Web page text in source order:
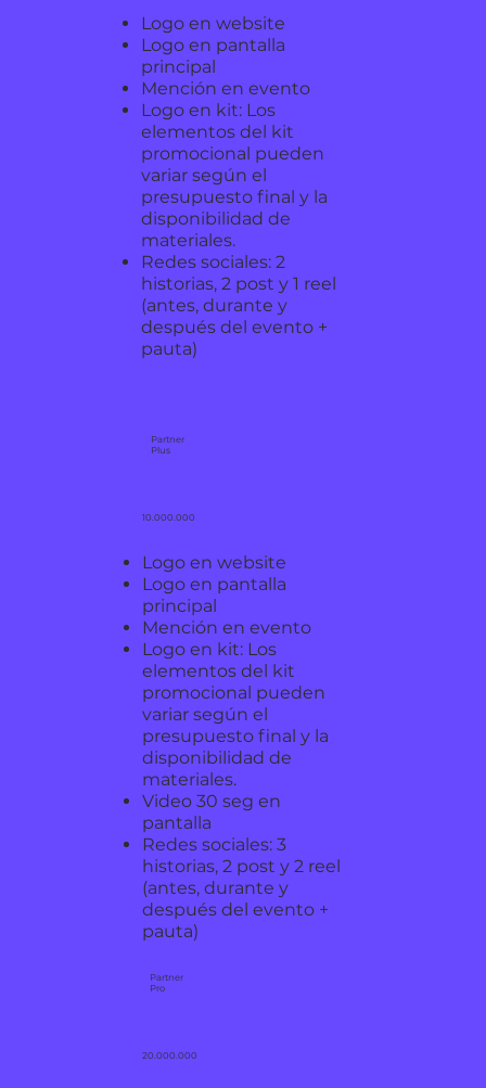
Partner
Pro
20.000.000
Logo en website
Logo en pantalla
principal
Mención en evento
Logo en kit: Los
elementos del kit
promocional pueden
variar según el
presupuesto final y la
disponibilidad de
materiales.
Redes sociales: 2
historias, 2 post y 1 reel
(antes, durante y
después del evento +
pauta)
Partner
Plus
10.000.000
Logo en website
Logo en pantalla
principal
Mención en evento
Logo en kit: Los
elementos del kit
promocional pueden
variar según el
presupuesto final y la
disponibilidad de
materiales.
Video 30 seg en
pantalla
Redes sociales: 3
historias, 2 post y 2 reel
(antes, durante y
después del evento +
pauta)